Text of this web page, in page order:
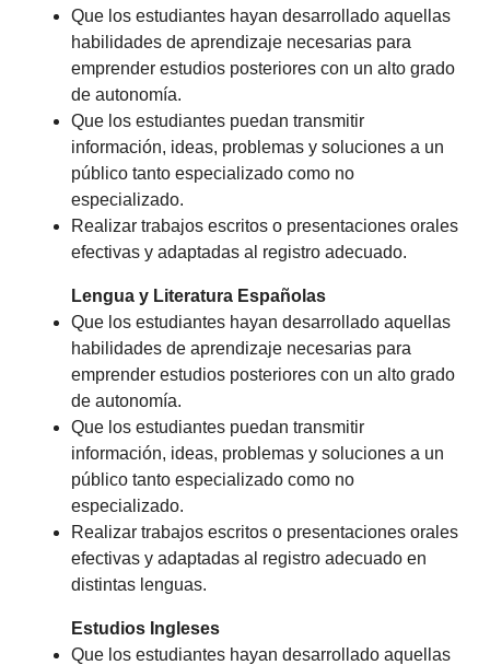
Que los estudiantes hayan desarrollado aquellas
habilidades de aprendizaje necesarias para
emprender estudios posteriores con un alto grado
de autonomía.
Que los estudiantes puedan transmitir
información, ideas, problemas y soluciones a un
público tanto especializado como no
especializado.
Realizar trabajos escritos o presentaciones orales
efectivas y adaptadas al registro adecuado.
Lengua y Literatura Españolas
Que los estudiantes hayan desarrollado aquellas
habilidades de aprendizaje necesarias para
emprender estudios posteriores con un alto grado
de autonomía.
Que los estudiantes puedan transmitir
información, ideas, problemas y soluciones a un
público tanto especializado como no
especializado.
Realizar trabajos escritos o presentaciones orales
efectivas y adaptadas al registro adecuado en
distintas lenguas.
Estudios Ingleses
Que los estudiantes hayan desarrollado aquellas